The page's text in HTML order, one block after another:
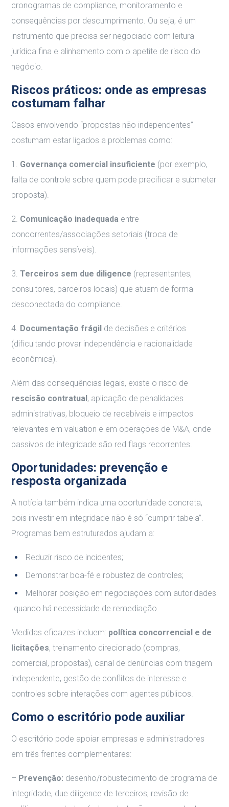
cronogramas de compliance, monitoramento e
consequências por descumprimento. Ou seja, é um
instrumento que precisa ser negociado com leitura
jurídica fina e alinhamento com o apetite de risco do
negócio.
Riscos práticos: onde as empresas
costumam falhar
Casos envolvendo “propostas não independentes”
costumam estar ligados a problemas como:
1. Governança comercial insuficiente (por exemplo,
falta de controle sobre quem pode precificar e submeter
proposta).
2. Comunicação inadequada entre
concorrentes/associações setoriais (troca de
informações sensíveis).
3.Terceiros sem due diligence (representantes,
consultores, parceiros locais) que atuam de forma
desconectada do compliance.
4. Documentação frágil de decisões e critérios
(dificultando provar independência e racionalidade
econômica).
Além das consequências legais, existe o risco de
rescisão contratual, aplicação de penalidades
administrativas, bloqueio de recebíveis e impactos
relevantes em valuation e em operações de M&A, onde
passivos de integridade são red flags recorrentes.
Oportunidades: prevenção e
resposta organizada
A notícia também indica uma oportunidade concreta,
pois investir em integridade não é só “cumprir tabela”.
Programas bem estruturados ajudam a:
Reduzir risco de incidentes;
Demonstrar boa-fé e robustez de controles;
Melhorar posição em negociações com autoridades
quando há necessidade de remediação.
Medidas eficazes incluem: política concorrencial e de
licitações, treinamento direcionado (compras,
comercial, propostas), canal de denúncias com triagem
independente, gestão de conflitos de interesse e
controles sobre interações com agentes públicos.
Como o escritório pode auxiliar
O escritório pode apoiar empresas e administradores
em três frentes complementares:
– Prevenção: desenho/robustecimento de programa de
integridade, due diligence de terceiros, revisão de